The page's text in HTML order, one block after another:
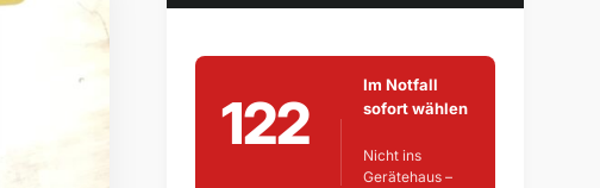
122
Im Notfall
sofort wählen
Nicht ins
Gerätehaus –